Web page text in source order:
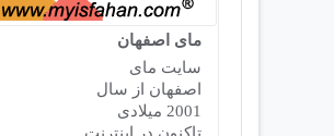
مای اصفهان
سایت مای
اصفهان از سال
2001 میلادی